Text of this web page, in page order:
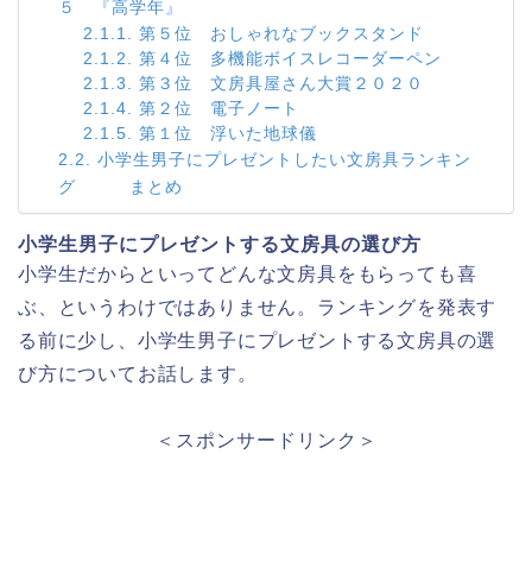
５ 『高学年』
第５位 おしゃれなブックスタンド
第４位 多機能ボイスレコーダーペン
第３位 文房具屋さん大賞２０２０
第２位 電子ノート
第１位 浮いた地球儀
小学生男子にプレゼントしたい文房具ランキン
グ まとめ
小学生男子にプレゼントする文房具の選び方
小学生だからといってどんな文房具をもらっても喜
ぶ、というわけではありません。ランキングを発表す
る前に少し、小学生男子にプレゼントする文房具の選
び方についてお話します。
＜スポンサードリンク＞